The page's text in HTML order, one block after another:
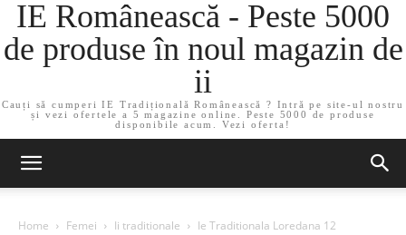
IE Românească - Peste 5000
de produse în noul magazin de
ii
Cauți să cumperi IE Tradițională Românească ? Intră pe site-ul nostru
și vezi ofertele a 5 magazine online. Peste 5000 de produse
disponibile acum. Vezi oferta!
Home Femei Ii traditionale Ie Traditionala Loredana 12